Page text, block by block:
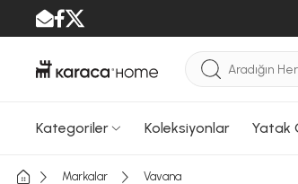
Kategoriler Koleksiyonlar Yatak
Markalar Vavana